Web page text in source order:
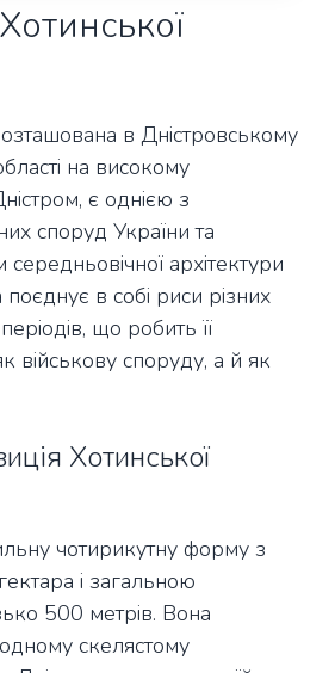
в Дністровському
на високому
є однією з
споруд України та
архітектури
в собі риси різних
що робить її
військову споруду, а й як
Хотинської
чотирикутну форму з
і загальною
500 метрів. Вона
скелястому